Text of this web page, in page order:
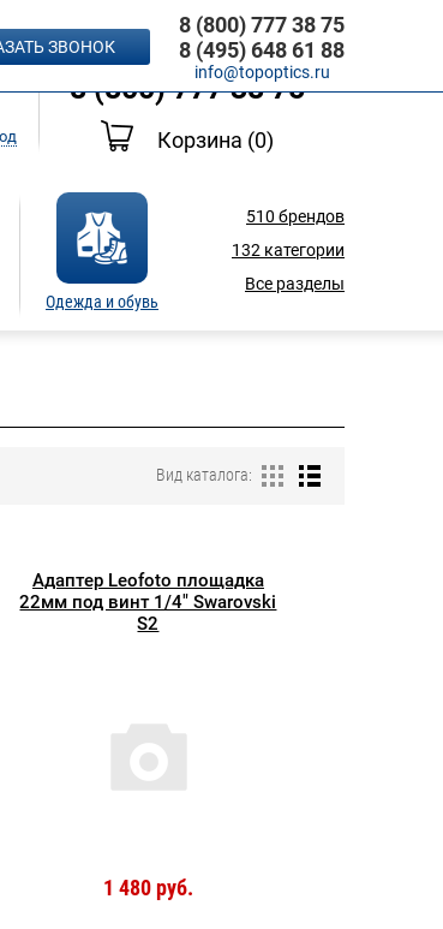
8 (495) 648 61 88
8 (800) 777 38 75
Корзина (0)
Одежда и обувь
510 брендов
132 категории
Все разделы
ЗВОНОК
8 (800) 777 38 75
8 (495) 648 61 88
info@topoptics.ru
Вид каталога:
Адаптер Leofoto площадка
22мм под винт 1/4" Swarovski
S2
1 480 руб.